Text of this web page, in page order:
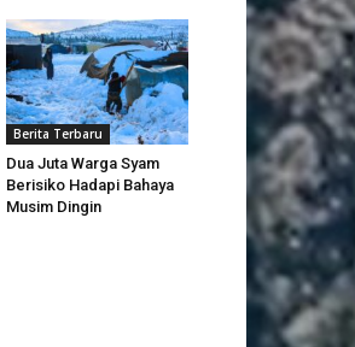
Berita Terbaru
Dua Juta Warga Syam
Berisiko Hadapi Bahaya
Musim Dingin